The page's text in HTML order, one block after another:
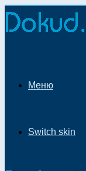
Меню
Switch skin